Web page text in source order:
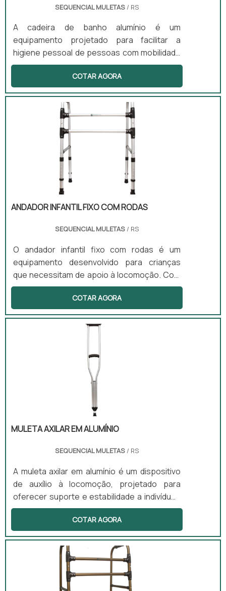
SEQUENCIAL MULETAS/ RS
A cadeira de banho alumínio é um
equipamento projetado para facilitar a
higiene pessoal de pessoas com mobilidade
reduzida. Este produto possui uma estrutura
com rodas e um assento anatômico,
proporcionando segurança e conforto
durante o banho. Além disso, pode incluir
apoio para braço, encosto e assento com
abertura higiênica, adaptando-se às
necessidades dos usuários. É ideal tanto
para uso domiciliar quanto hospitalar,
oferecendo praticidade e eficiência.
COTAR AGORA
ANDADOR INFANTIL FIXO COM RODAS
SEQUENCIAL MULETAS/ RS
O andador infantil fixo com rodas é um
equipamento desenvolvido para crianças
que necessitam de apoio à locomoção. Com
altura ajustável e uma estrutura leve, esse
produto é ideal para estimular o
desenvolvimento motor e a independência
dos pequenos. Ele é especialmente
utilizado em diferentes ambientes, como em
casa, na escola e em clínicas de reabilitação.
COTAR AGORA
MULETA AXILAR EM ALUMÍNIO
SEQUENCIAL MULETAS/ RS
A muleta axilar em alumínio é um dispositivo
de auxílio à locomoção, projetado para
oferecer suporte e estabilidade a indivíduos
com lesões ou limitações motoras. Fabricada
em liga de alumínio, ela é leve, resistente à
corrosão e facilmente ajustável em altura
para se adequar a diferentes estaturas.
Suas principais vantagens incluem
durabilidade, conforto ergonômico (com
apoio axilar e de mão acolchoados) e a
COTAR AGORA